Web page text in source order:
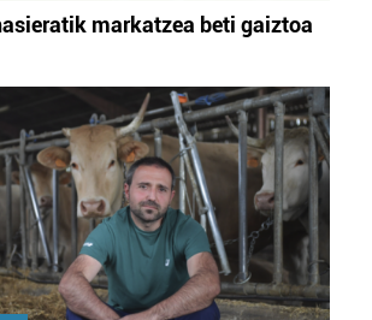
markatzea beti gaiztoa